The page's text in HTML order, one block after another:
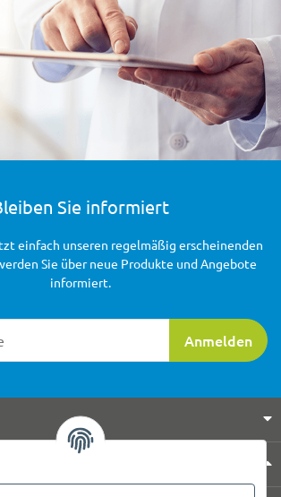
Sie informiert
Anmelden
einfach unseren regelmäßig erscheinenden
Sie über neue Produkte und Angebote
informiert.